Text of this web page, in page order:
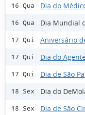
16 Qua Dia do
16 Qua Dia Mundial
17 Qui Aniversário
17 Qui Dia do
17 Qui Dia de São
18 Sex Dia do
18 Sex Dia de São